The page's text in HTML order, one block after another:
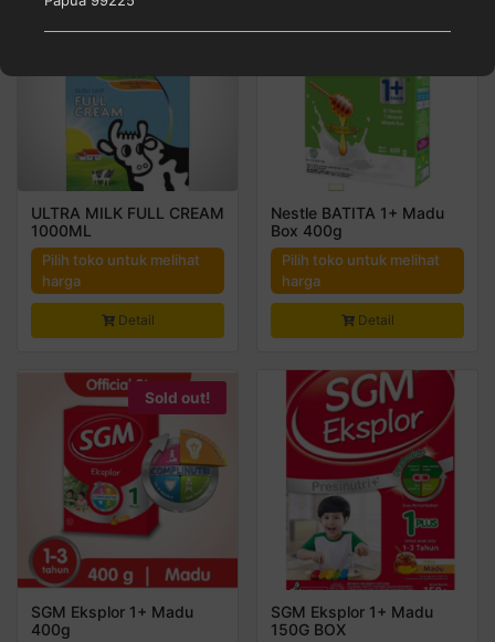
ULTRA MILK FULL CREAM
1000ML
Pilih toko untuk melihat
harga
Detail
Nestle BATITA 1+ Madu
Box 400g
Pilih toko untuk melihat
harga
Detail
Sold out!
SGM Eksplor 1+ Madu
400g
SGM Eksplor 1+ Madu
150G BOX